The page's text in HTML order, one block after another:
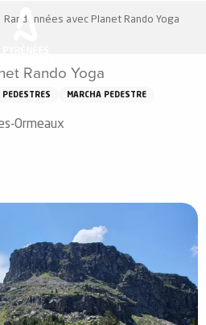
Randonnées avec Planet Rando Yoga
Rando Yoga
PEDESTRES MARCHA PEDESTRE
Ormeaux